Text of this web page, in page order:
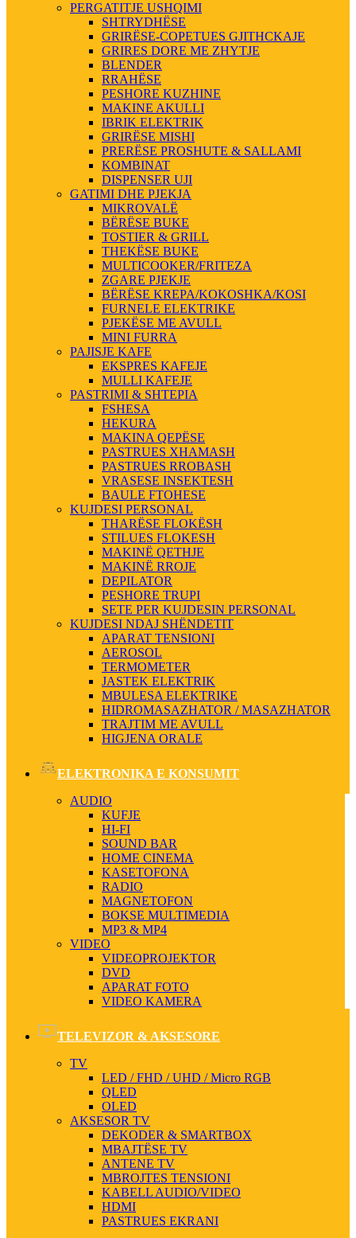
PERGATITJE USHQIMI
SHTRYDHËSE
GRIRËSE-COPETUES GJITHCKAJE
GRIRES DORE ME ZHYTJE
BLENDER
RRAHËSE
PESHORE KUZHINE
MAKINE AKULLI
IBRIK ELEKTRIK
GRIRËSE MISHI
PRERËSE PROSHUTE & SALLAMI
KOMBINAT
DISPENSER UJI
GATIMI DHE PJEKJA
MIKROVALË
BËRËSE BUKE
TOSTIER & GRILL
THEKËSE BUKE
MULTICOOKER/FRITEZA
ZGARE PJEKJE
BËRËSE KREPA/KOKOSHKA/KOSI
FURNELE ELEKTRIKE
PJEKËSE ME AVULL
MINI FURRA
PAJISJE KAFE
EKSPRES KAFEJE
MULLI KAFEJE
PASTRIMI & SHTEPIA
FSHESA
HEKURA
MAKINA QEPËSE
PASTRUES XHAMASH
PASTRUES RROBASH
VRASESE INSEKTESH
BAULE FTOHESE
KUJDESI PERSONAL
THARËSE FLOKËSH
STILUES FLOKESH
MAKINË QETHJE
MAKINË RROJE
DEPILATOR
PESHORE TRUPI
SETE PER KUJDESIN PERSONAL
KUJDESI NDAJ SHËNDETIT
APARAT TENSIONI
AEROSOL
TERMOMETER
JASTEK ELEKTRIK
MBULESA ELEKTRIKE
HIDROMASAZHATOR / MASAZHATOR
TRAJTIM ME AVULL
HIGJENA ORALE
ELEKTRONIKA E KONSUMIT
AUDIO
KUFJE
HI-FI
SOUND BAR
HOME CINEMA
KASETOFONA
RADIO
MAGNETOFON
BOKSE MULTIMEDIA
MP3 & MP4
VIDEO
VIDEOPROJEKTOR
DVD
APARAT FOTO
VIDEO KAMERA
TELEVIZOR & AKSESORE
TV
LED / FHD / UHD / Micro RGB
QLED
OLED
AKSESOR TV
DEKODER & SMARTBOX
MBAJTËSE TV
ANTENE TV
MBROJTES TENSIONI
KABELL AUDIO/VIDEO
HDMI
PASTRUES EKRANI